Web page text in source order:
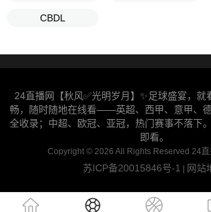
CBDL
24直播网【秋风✅光明岁月】✨足球盛宴，
畅，随时随地在线看——英超、西甲、意甲、
全收录；中超、欧冠、亚冠，热门赛事不落下
即看。
Copyright © 2026 All Rights Reserved 24直
苏ICP备20015846号-1 网站